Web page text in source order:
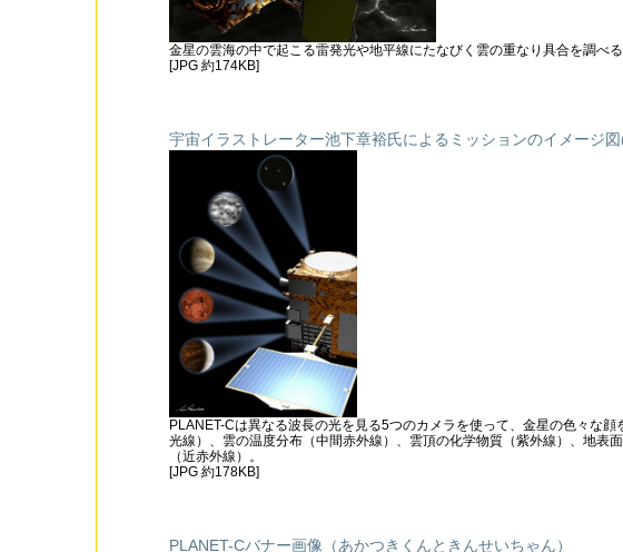
金星の雲海の中で起こる雷発光や地平線にたなびく雲の重なり具合を調べ
[JPG 約174KB]
宇宙イラストレーター池下章裕氏によるミッションのイメージ
PLANET-Cは異なる波長の光を見る5つのカメラを使って、金星の色々な顔
光線）、雲の温度分布（中間赤外線）、雲頂の化学物質（紫外線）、地表
（近赤外線）。
[JPG 約178KB]
PLANET-Cバナー画像（あかつきくんときんせいちゃん）